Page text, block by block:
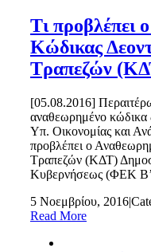
Τι προβλέπει
Κώδικας
Τραπεζών
[05.08.2016] Περαιτέρω
αναθεωρημένο κώδικα
Υπ. Οικονομίας και
προβλέπει ο
Τραπεζών (ΚΔΤ)
Κυβερνήσεως (ΦΕΚ
5 Νοεμβρίου, 2016|
Read More